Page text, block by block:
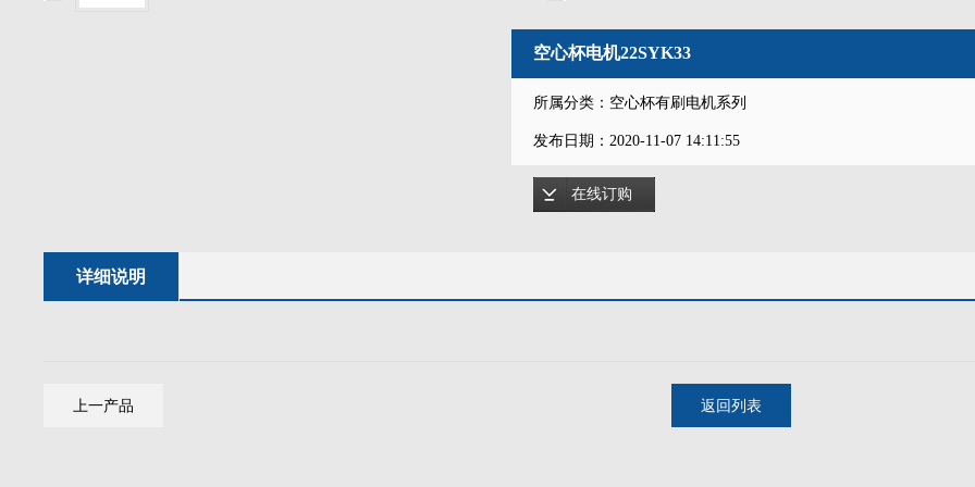
空心杯电机22SYK33
所属分类：空心杯有刷电机系列
发布日期：2020-11-07 14:11:55
在线订购
详细说明
上一产品 返回列表